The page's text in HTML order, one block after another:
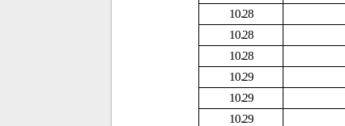
10.28
10.28
10.28
10.29
10.29
10.29